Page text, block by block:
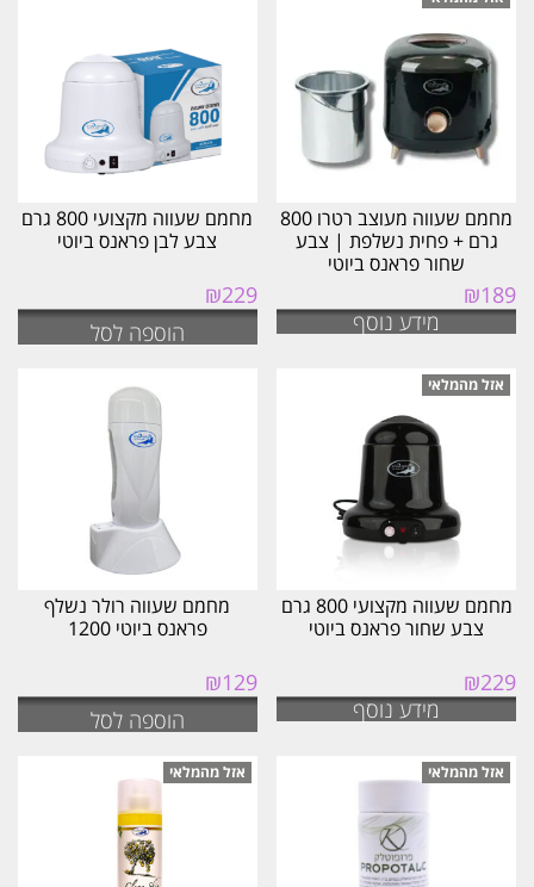
מחמם שעווה מעוצב רטרו 800
גרם + פחית נשלפת | צבע
שחור פראנס ביוטי
₪189
מידע נוסף
מחמם שעווה מקצועי 800 גרם
צבע לבן פראנס ביוטי
₪229
הוספה לסל
מחמם שעווה מקצועי 800 גרם
צבע שחור פראנס ביוטי
₪229
מידע נוסף
מחמם שעווה רולר נשלף
פראנס ביוטי 1200
₪129
הוספה לסל